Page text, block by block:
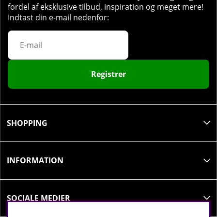
fordel af eksklusive tilbud, inspiration og meget mere!
Indtast din e-mail nedenfor:
Registrer
SHOPPING
INFORMATION
SOCIALE MEDIER